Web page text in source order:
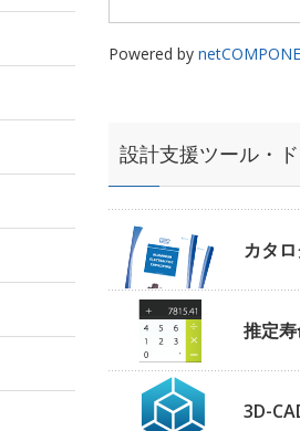
Powered by
設計支援ツール・
カタ
推定
3D-